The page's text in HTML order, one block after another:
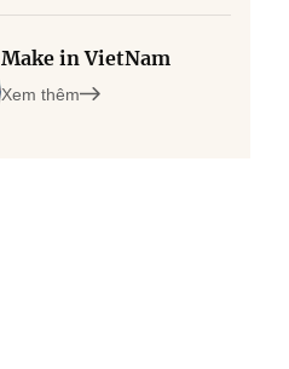
Make in VietNam
Xem thêm